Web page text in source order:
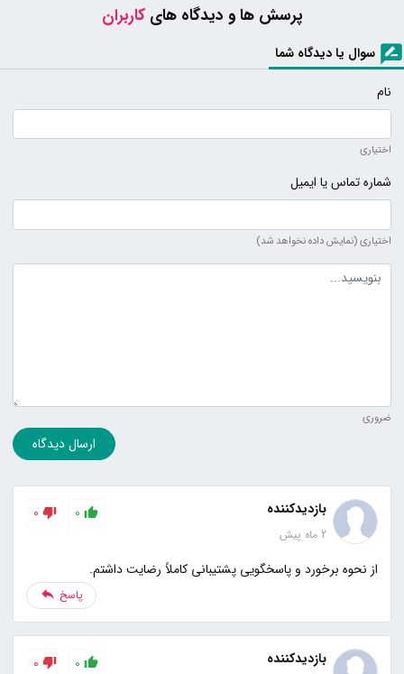
پرسش ها و دیدگاه هایکاربران
سوال یا دیدگاه شما
نام
اختیاری
شماره تماس یا ایمیل
اختیاری (نمایش داده نخواهد شد)
متن دیدگاه
ضروری
ارسال دیدگاه
بازدیدکننده
2 ماه پیش
0
0
از نحوه برخورد و پاسخگویی پشتیبانی کاملاً رضایت داشتم.
پاسخ
بازدیدکننده 0
0